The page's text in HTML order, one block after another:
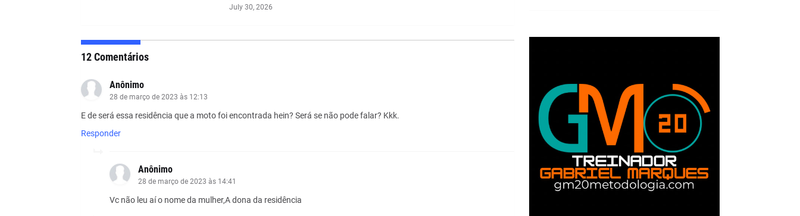
July 30, 2026
12 Comentários
Anônimo
28 de março de 2023 às 12:13
E de será essa residência que a moto foi encontrada hein? Será se não pode falar? Kkk.
Responder
Anônimo
28 de março de 2023 às 14:41
Vc não leu aí o nome da mulher,A dona da residência